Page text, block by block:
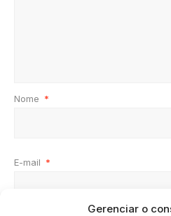
Gerenciar o
Nome *
E-mail *